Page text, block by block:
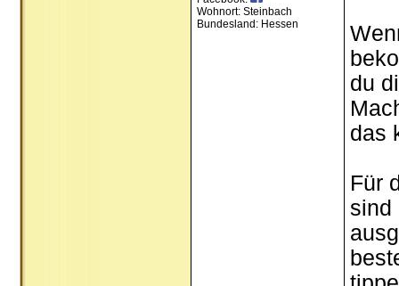
Wohnort: Steinbach
Bundesland: Hessen
du
das
Für
sind